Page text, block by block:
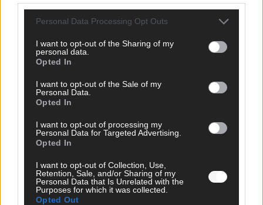
Personal Data Processing Opt Outs
I want to opt-out of the Sharing of my
personal data.
Opted In
I want to opt-out of the Sale of my
Personal Data.
Opted In
I want to opt-out of processing my
Personal Data for Targeted Advertising.
Opted In
I want to opt-out of Collection, Use,
Retention, Sale, and/or Sharing of my
Personal Data that Is Unrelated with the
Purposes for which it was collected.
Opted Out
Monaco, Sallys Café, Westernbrauerei – der
Juni 2026
KOMMENTAR